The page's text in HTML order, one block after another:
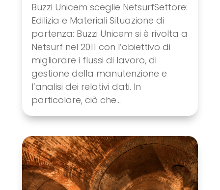
Buzzi Unicem sceglie NetsurfSettore:
Edilizia e Materiali Situazione di
partenza: Buzzi Unicem si è rivolta a
Netsurf nel 2011 con l’obiettivo di
migliorare i flussi di lavoro, di
gestione della manutenzione e
l’analisi dei relativi dati. In
particolare, ciò che...